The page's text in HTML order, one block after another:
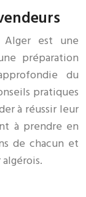
est une
préparation
du
pratiques
à réussir leur
à prendre en
de chacun et